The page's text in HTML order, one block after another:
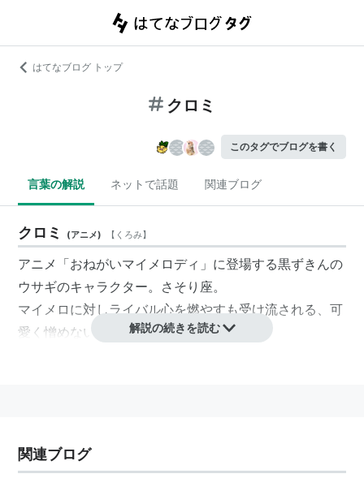
はてなブログ トップ
クロミ
このタグでブログを書く
言葉の解説 ネットで話題 関連ブログ
クロミ (アニメ) 【 くろみ】
アニメ「おねがいマイメロディ」に登場する黒ずきんの
ウサギのキャラクター。さそり座。
マイメロに対しライバル心を燃やすも受け流される、可
愛く憎めない悪役。解説の続きを読む
関連ブログ